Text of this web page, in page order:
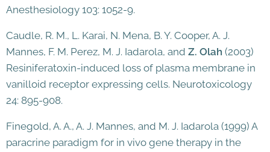
Anesthesiology 103: 1052-9.
Caudle, R. M., L. Karai, N. Mena, B. Y. Cooper, A. J.
Mannes, F. M. Perez, M. J. Iadarola, and Z. Olah (2003)
Resiniferatoxin-induced loss of plasma membrane in
vanilloid receptor expressing cells. Neurotoxicology
24: 895-908.
Finegold, A. A., A. J. Mannes, and M. J. Iadarola (1999) A
paracrine paradigm for in vivo gene therapy in the